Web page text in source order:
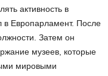
активность в
Европарламент. После
Затем он
музеев, которые
мировыми